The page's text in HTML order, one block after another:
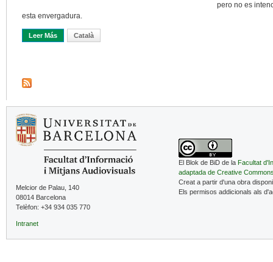
pero no es
esta envergadura.
Leer Más Sobre Las Revistas En Acceso Abierto «diamante»: El Viejo Nuevo
Català
Melcior de Palau, 140
08014 Barcelona
Telèfon: +34 934 035 770
Intranet
El Blok de BiD de la Facultat
adaptada de Creative
Creat a partir d'una obra
Els permisos addicionals als